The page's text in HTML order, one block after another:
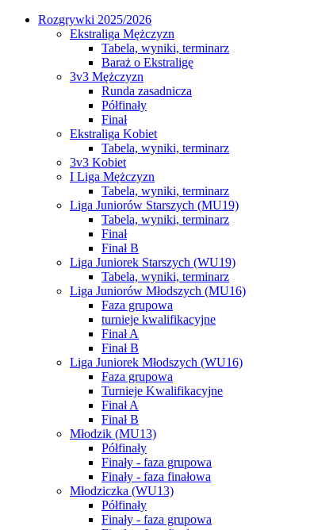
Rozgrywki 2025/2026
Ekstraliga Mężczyzn
Tabela, wyniki, terminarz
Baraż o Ekstraligę
3v3 Mężczyzn
Runda zasadnicza
Półfinały
Finał
Ekstraliga Kobiet
Tabela, wyniki, terminarz
3v3 Kobiet
I Liga Mężczyzn
Tabela, wyniki, terminarz
Liga Juniorów Starszych (MU19)
Tabela, wyniki, terminarz
Finał
Finał B
Liga Juniorek Starszych (WU19)
Tabela, wyniki, terminarz
Liga Juniorów Młodszych (MU16)
Faza grupowa
turnieje kwalifikacyjne
Finał A
Finał B
Liga Juniorek Młodszych (WU16)
Faza grupowa
Turnieje Kwalifikacyjne
Finał A
Finał B
Młodzik (MU13)
Półfinały
Finały - faza grupowa
Finały - faza finałowa
Młodziczka (WU13)
Półfinały
Finały - faza grupowa